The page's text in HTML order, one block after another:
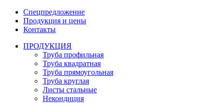
Спецпредложение
Продукция и цены
Контакты
ПРОДУКЦИЯ
Труба профильная
Труба квадратная
Труба прямоугольная
Труба круглая
Листы стальные
Некондиция